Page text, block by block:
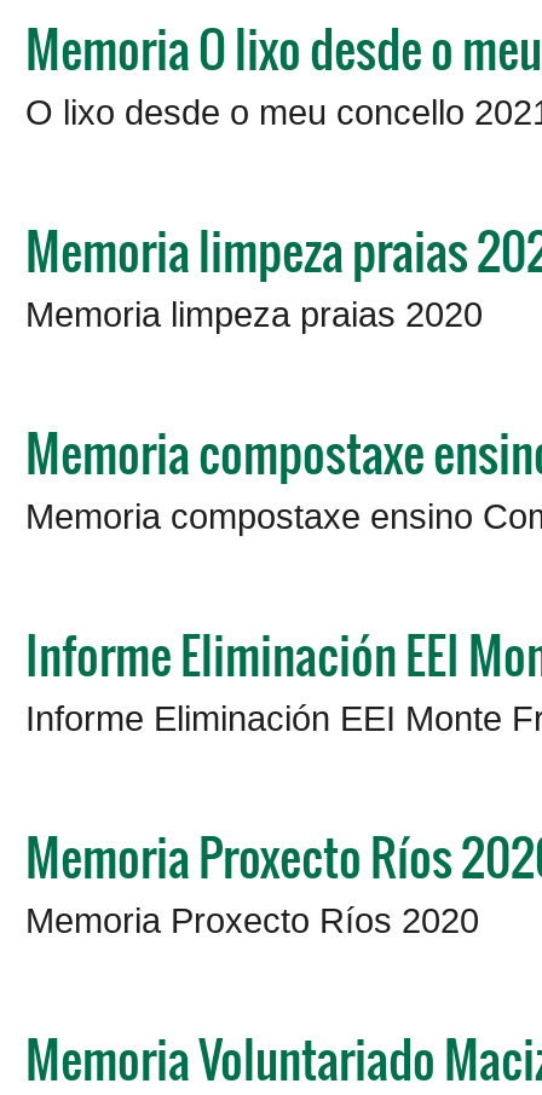
Memoria O lixo desde o
O lixo desde o meu concello
Memoria limpeza praias
Memoria limpeza praias 2020
Memoria compostaxe
Memoria compostaxe ensino
Informe Eliminación EEI
Informe Eliminación EEI Monte
Memoria Proxecto Ríos
Memoria Proxecto Ríos 2020
Memoria Voluntariado